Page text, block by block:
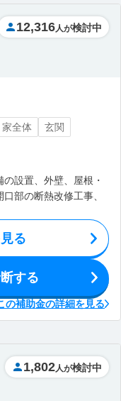
12,316 人が検討中
家全体
玄関
設置、外壁、屋根・
部の断熱改修工事、
る
する
の補助金の詳細を見る
1,802 人が検討中